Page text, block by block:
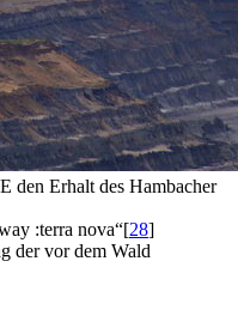
den Erhalt des Hambacher
:terra nova“[28]
der vor dem Wald